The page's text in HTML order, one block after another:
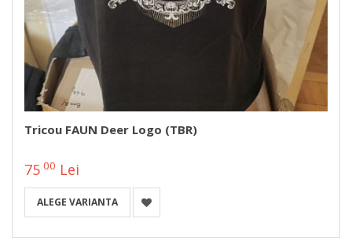
Tricou FAUN Deer Logo (TBR)
75 00 Lei
ALEGE VARIANTA